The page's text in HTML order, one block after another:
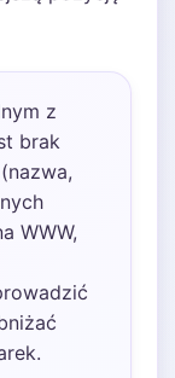
z
brak
WWW,